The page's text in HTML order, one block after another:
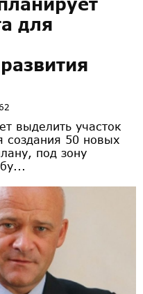
для
выделить участок
создания 50 новых
под зону